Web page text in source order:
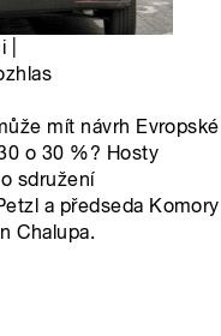
mít návrh Evropské
o 30 %? Hosty
sdružení
a předseda Komory
Chalupa.